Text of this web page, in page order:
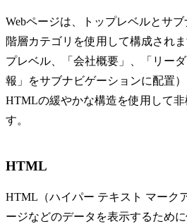
Webページは、トップレベルとサ
階層カテゴリを使用して構成され
プレベル、「会社概要」、「リー
報」をサブナビゲーションに配置）
HTMLの緩やかな構造を使用して
す。
HTML
HTML（ハイパー テキスト マーク
ージなどのデータを表示するため